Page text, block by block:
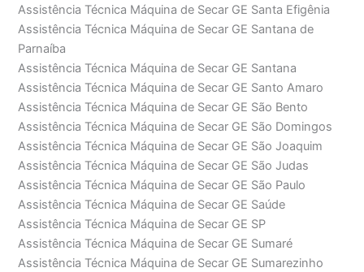
Assistência Técnica Máquina de Secar GE Santa Efigênia
Assistência Técnica Máquina de Secar GE Santana de
Parnaíba
Assistência Técnica Máquina de Secar GE Santana
Assistência Técnica Máquina de Secar GE Santo Amaro
Assistência Técnica Máquina de Secar GE São Bento
Assistência Técnica Máquina de Secar GE São Domingos
Assistência Técnica Máquina de Secar GE São Joaquim
Assistência Técnica Máquina de Secar GE São Judas
Assistência Técnica Máquina de Secar GE São Paulo
Assistência Técnica Máquina de Secar GE Saúde
Assistência Técnica Máquina de Secar GE SP
Assistência Técnica Máquina de Secar GE Sumaré
Assistência Técnica Máquina de Secar GE Sumarezinho